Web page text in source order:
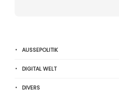
AUSSEPOLITIK
DIGITAL WELT
DIVERS